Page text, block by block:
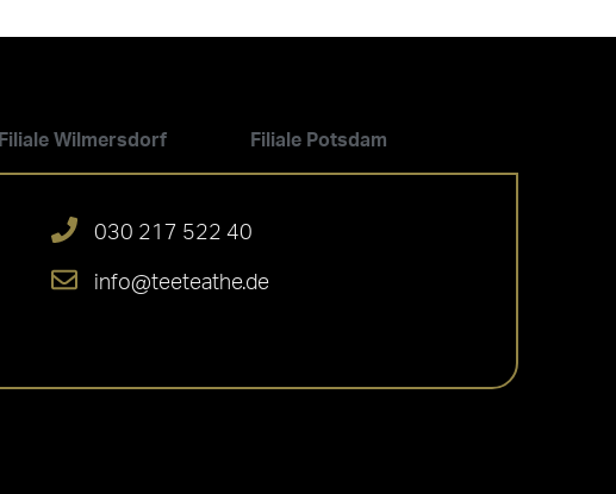
Filiale Wilmersdorf Filiale Potsdam
030 217 522 40
info@teeteathe.de